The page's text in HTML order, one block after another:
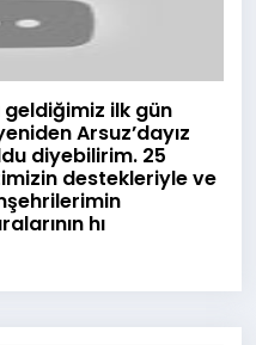
geldiğimiz ilk gün
Arsuz’dayız
diyebilirim. 25
destekleriyle ve
hı